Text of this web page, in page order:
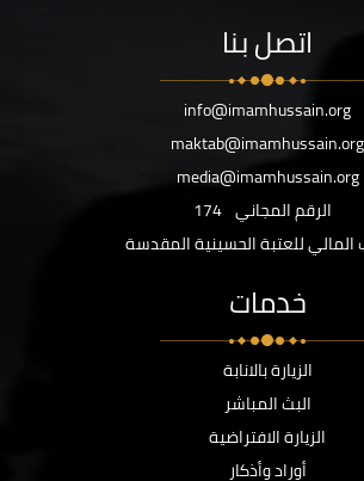
اتصل بنا
info@imamhussain.org
maktab@imamhussain.org
media@imamhussain.org
الرقم المجاني 174
المالي للعتبة الحسينية المقدسة
خدمات
الزيارة بالانابة
البث المباشر
الزيارة الافتراضية
أوراد وأذكار